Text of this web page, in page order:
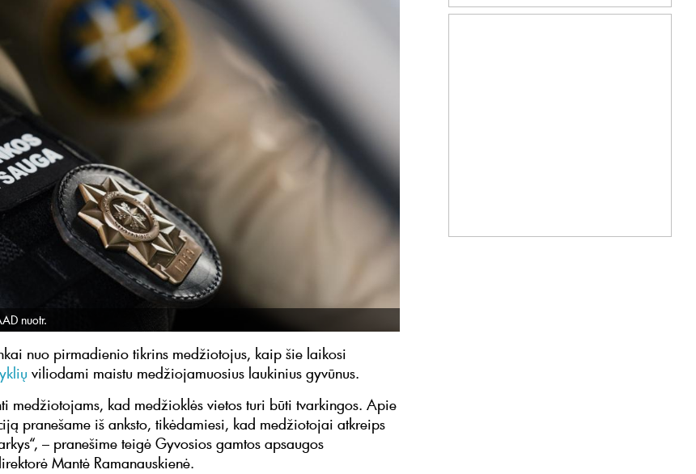
nuotr.
nuo pirmadienio tikrins medžiotojus, kaip šie laikosi
viliodami maistu medžiojamuosius laukinius gyvūnus.
medžiotojams, kad medžioklės vietos turi būti tvarkingos. Apie
pranešame iš anksto, tikėdamiesi, kad medžiotojai atkreips
– pranešime teigė Gyvosios gamtos apsaugos
Mantė Ramanauskienė.